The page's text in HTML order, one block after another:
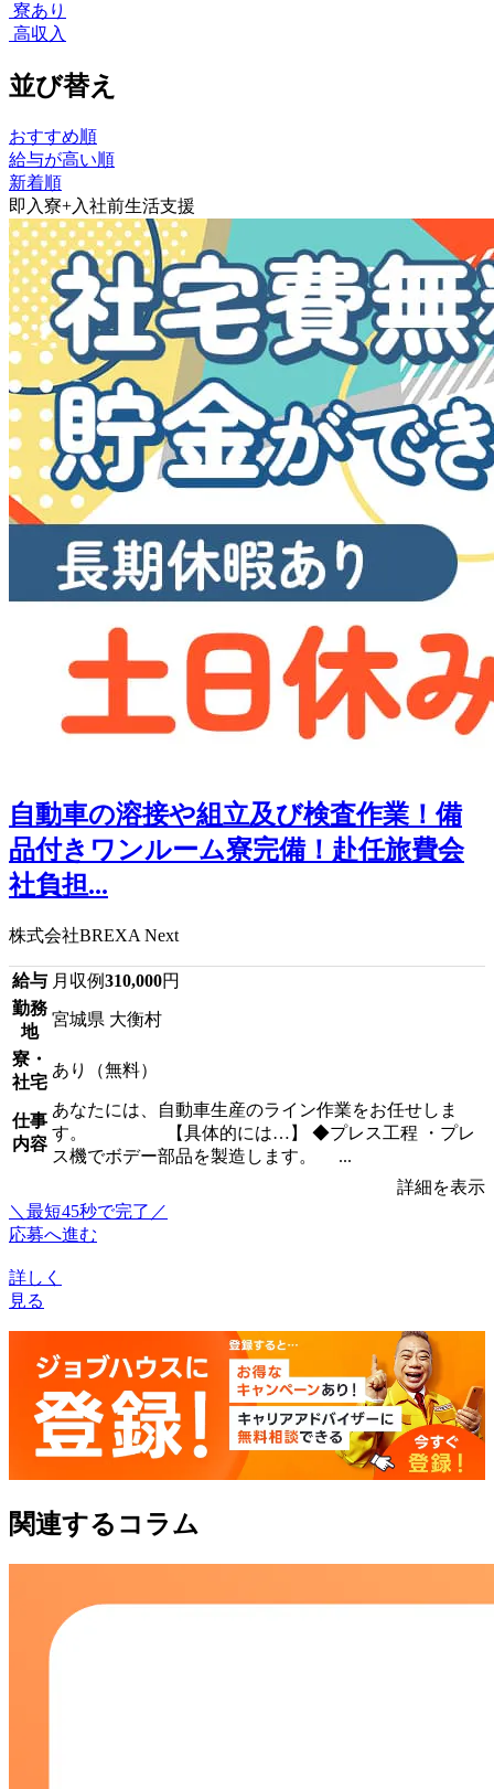
寮あり
高収入
並び替え
おすすめ順
給与が高い順
新着順
即入寮+入社前生活支援
自動車の溶接や組立及び検査作業！備
品付きワンルーム寮完備！赴任旅費会
社負担...
株式会社BREXA Next
給与 月収例310,000円
勤務
地
宮城県 大衡村
寮・
社宅
あり（無料）
仕事
内容
あなたには、自動車生産のライン作業をお任せしま
す。 【具体的には…】 ◆プレス工程 ・プレ
ス機でボデー部品を製造します。 ...
詳細を表示
＼最短45秒で完了／
応募へ進む
詳しく
見る
関連するコラム